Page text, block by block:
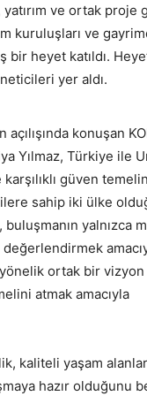
ve ortak proje
kuruluşları ve
heyet katıldı.
yer aldı.
açılışında konuşan
Yılmaz, Türkiye ile
güven
sahip iki ülke
yalnızca
değerlendirmek
ortak bir
atmak amacıyla
kaliteli yaşam
hazır olduğunu